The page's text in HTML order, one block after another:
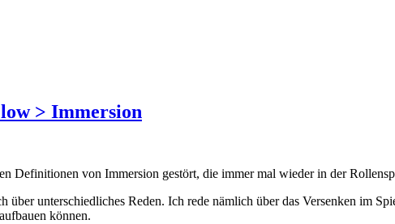
> Immersion
Definitionen von Immersion gestört, die immer mal wieder in der
über unterschiedliches Reden. Ich rede nämlich über das Versenken im
können.